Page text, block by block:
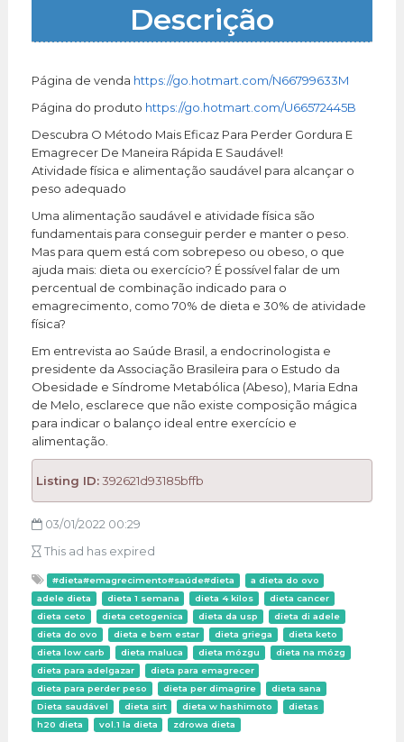
Descrição
Página de venda https://go.hotmart.com/N66799633M
Página do produto https://go.hotmart.com/U66572445B
Descubra O Método Mais Eficaz Para Perder Gordura E
Emagrecer De Maneira Rápida E Saudável!
Atividade física e alimentação saudável para alcançar o
peso adequado
Uma alimentação saudável e atividade física são
fundamentais para conseguir perder e manter o peso.
Mas para quem está com sobrepeso ou obeso, o que
ajuda mais: dieta ou exercício? É possível falar de um
percentual de combinação indicado para o
emagrecimento, como 70% de dieta e 30% de atividade
física?
Em entrevista ao Saúde Brasil, a endocrinologista e
presidente da Associação Brasileira para o Estudo da
Obesidade e Síndrome Metabólica (Abeso), Maria Edna
de Melo, esclarece que não existe composição mágica
para indicar o balanço ideal entre exercício e
alimentação.
Listing ID:392621d93185bffb
03/01/2022 00:29
This ad has expired
#dieta#emagrecimento#saúde#dieta
a dieta do ovo
adele dieta
dieta 1 semana dieta 4 kilos
dieta cancer
dieta ceto
dieta cetogenica dieta da usp
dieta di adele
dieta do ovo
dieta e bem estar dieta griega
dieta keto
dieta low carb
dieta maluca dieta mózgu
dieta na mózg
dieta para adelgazar
dieta para emagrecer
dieta para perder peso
dieta per dimagrire
dieta sana
Dieta saudável
dieta sirt dieta w hashimoto
dietas
h20 dieta
vol.1 la dieta zdrowa dieta